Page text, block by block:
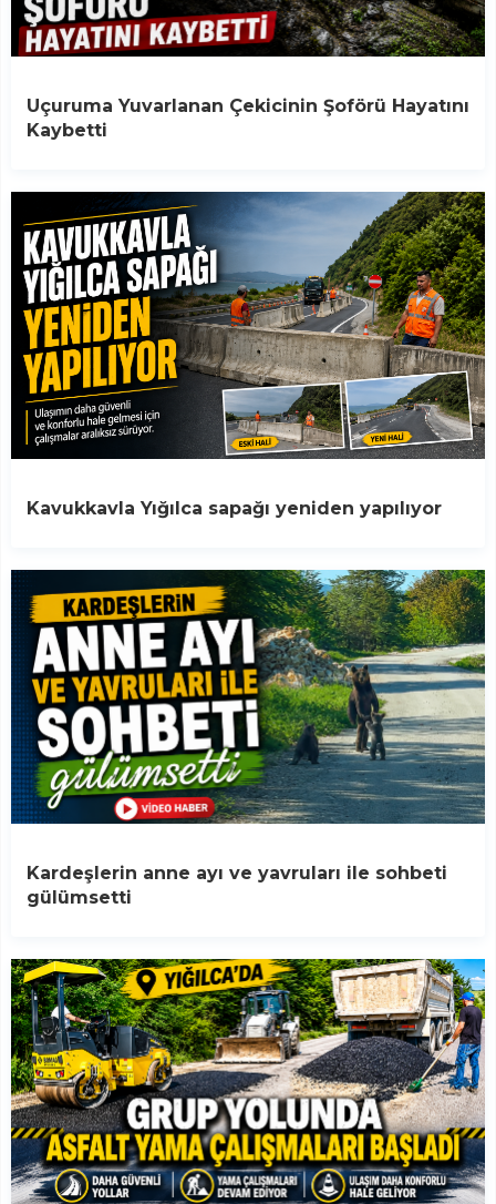
Uçuruma Yuvarlanan Çekicinin Şoförü Hayatını
Kaybetti
Kavukkavla Yığılca sapağı yeniden yapılıyor
Kardeşlerin anne ayı ve yavruları ile sohbeti
gülümsetti